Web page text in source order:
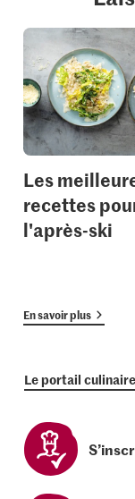
Les
recettes
l'après-ski
En savoir plus
Le portail